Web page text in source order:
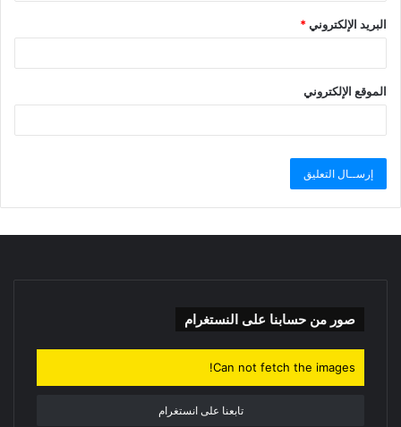
البريد الإلكتروني*
الموقع الإلكتروني
صور من حسابنا على النستغرام
Can not fetch the images!
تابعنا على انستغرام